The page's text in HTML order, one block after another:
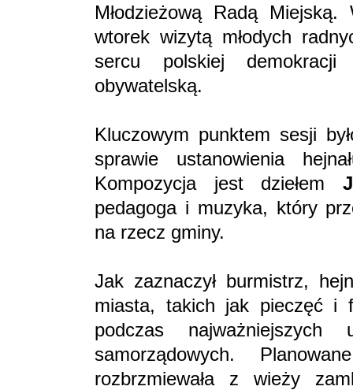
Młodzieżową Radą
wtorek wizytą młodych
sercu polskiej
obywatelską.
Kluczowym punktem sesji
sprawie ustanowienia
Kompozycja jest dziełem
pedagoga i muzyka, który
na rzecz gminy.
Jak zaznaczył burmistrz,
miasta, takich jak pieczęć i
podczas najważniejszych
samorządowych.
rozbrzmiewała z wieży